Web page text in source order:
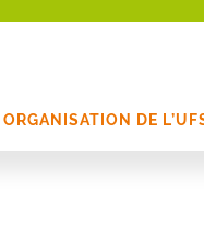
ORGANISATION DE